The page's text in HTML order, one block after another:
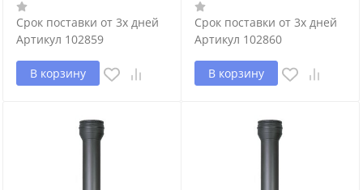
Срок поставки от 3х дней
Артикул 102859
В корзину
Срок поставки от 3х дней
Артикул 102860
В корзину